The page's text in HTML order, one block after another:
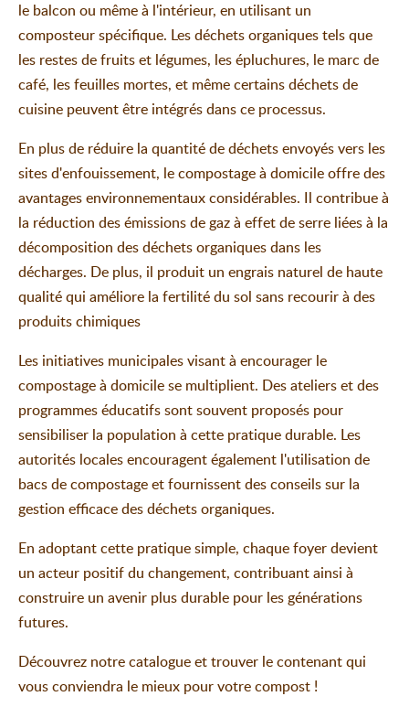
le balcon ou même à l'intérieur, en utilisant un
composteur spécifique. Les déchets organiques tels que
les restes de fruits et légumes, les épluchures, le marc de
café, les feuilles mortes, et même certains déchets de
cuisine peuvent être intégrés dans ce processus.
En plus de réduire la quantité de déchets envoyés vers les
sites d'enfouissement, le compostage à domicile offre des
avantages environnementaux considérables. Il contribue à
la réduction des émissions de gaz à effet de serre liées à la
décomposition des déchets organiques dans les
décharges. De plus, il produit un engrais naturel de haute
qualité qui améliore la fertilité du sol sans recourir à des
produits chimiques
Les initiatives municipales visant à encourager le
compostage à domicile se multiplient. Des ateliers et des
programmes éducatifs sont souvent proposés pour
sensibiliser la population à cette pratique durable. Les
autorités locales encouragent également l'utilisation de
bacs de compostage et fournissent des conseils sur la
gestion efficace des déchets organiques.
En adoptant cette pratique simple, chaque foyer devient
un acteur positif du changement, contribuant ainsi à
construire un avenir plus durable pour les générations
futures.
Découvrez notre catalogue et trouver le contenant qui
vous conviendra le mieux pour votre compost !